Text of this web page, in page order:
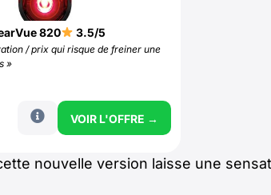
820 3.5/5
/ prix qui risque de freiner une
»
VOIR L'OFFRE →
nouvelle version laisse une